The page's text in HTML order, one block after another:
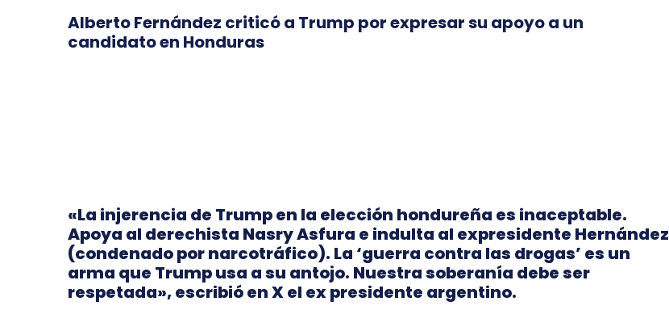
Alberto Fernández criticó a Trump por expresar su apoyo a un
candidato en Honduras
«La injerencia de Trump en la elección hondureña es inaceptable.
Apoya al derechista Nasry Asfura e indulta al expresidente Hernández
(condenado por narcotráfico). La ‘guerra contra las drogas’ es un
arma que Trump usa a su antojo. Nuestra soberanía debe ser
respetada», escribió en X el ex presidente argentino.